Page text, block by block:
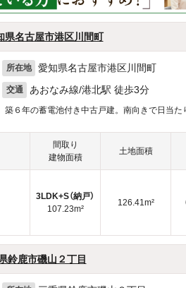
県名古屋市港区川間町
所在地 愛知県名古屋市港区川間町
交通 あおなみ線/港北駅 徒歩3分
築６年の蓄電池付き中古戸建。南向きで日当た
間取り
建物面積
土地面積
3LDK+S（納戸）
107.23m²
126.41m²
鈴鹿市磯山２丁目